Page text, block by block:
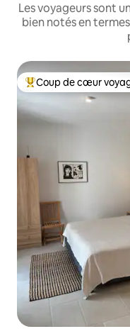
Les voyageurs sont
bien notés en
Coups de cœur
Coup de cœur